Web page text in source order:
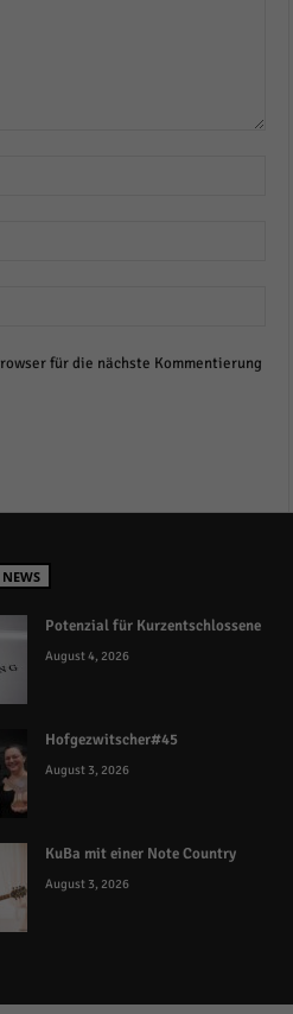
für die nächste Kommentierung
Potenzial für Kurzentschlossene
August 4, 2026
Hofgezwitscher#45
August 3, 2026
KuBa mit einer Note Country
August 3, 2026